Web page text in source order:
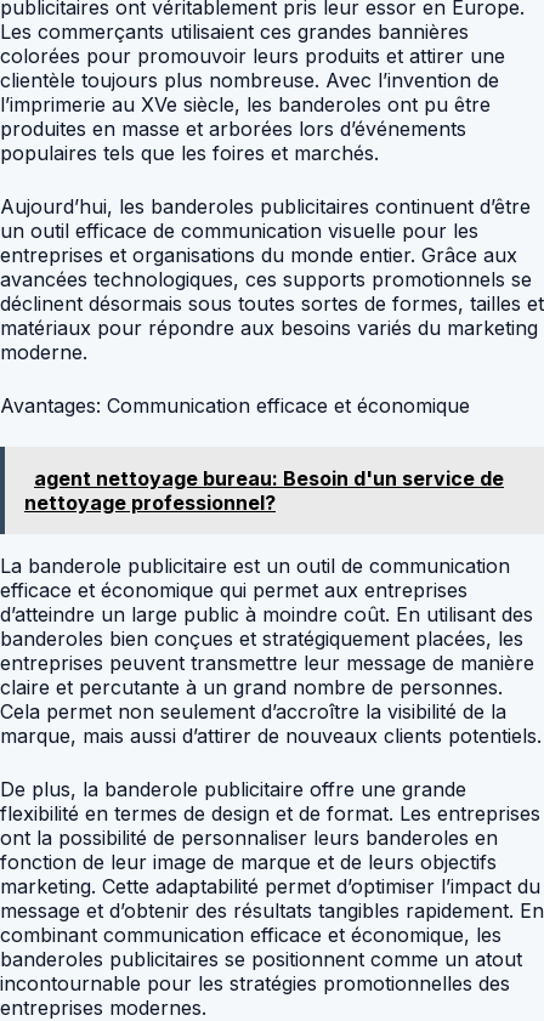
publicitaires ont véritablement pris leur essor en Europe.
Les commerçants utilisaient ces grandes bannières
colorées pour promouvoir leurs produits et attirer une
clientèle toujours plus nombreuse. Avec l’invention de
l’imprimerie au XVe siècle, les banderoles ont pu être
produites en masse et arborées lors d’événements
populaires tels que les foires et marchés.
Aujourd’hui, les banderoles publicitaires continuent d’être
un outil efficace de communication visuelle pour les
entreprises et organisations du monde entier. Grâce aux
avancées technologiques, ces supports promotionnels se
déclinent désormais sous toutes sortes de formes, tailles et
matériaux pour répondre aux besoins variés du marketing
moderne.
Avantages: Communication efficace et économique
agent nettoyage bureau: Besoin d'un service de
nettoyage professionnel?
La banderole publicitaire est un outil de communication
efficace et économique qui permet aux entreprises
d’atteindre un large public à moindre coût. En utilisant des
banderoles bien conçues et stratégiquement placées, les
entreprises peuvent transmettre leur message de manière
claire et percutante à un grand nombre de personnes.
Cela permet non seulement d’accroître la visibilité de la
marque, mais aussi d’attirer de nouveaux clients potentiels.
De plus, la banderole publicitaire offre une grande
flexibilité en termes de design et de format. Les entreprises
ont la possibilité de personnaliser leurs banderoles en
fonction de leur image de marque et de leurs objectifs
marketing. Cette adaptabilité permet d’optimiser l’impact du
message et d’obtenir des résultats tangibles rapidement. En
combinant communication efficace et économique, les
banderoles publicitaires se positionnent comme un atout
incontournable pour les stratégies promotionnelles des
entreprises modernes.